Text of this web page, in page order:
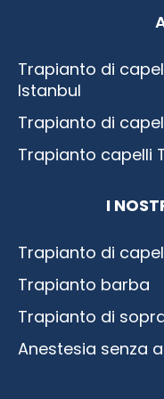
Trapianto di
Istanbul
Trapianto di
Trapianto capelli
I
Trapianto di
Trapianto barba
Trapianto di
Anestesia senza